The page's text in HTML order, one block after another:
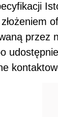
przez